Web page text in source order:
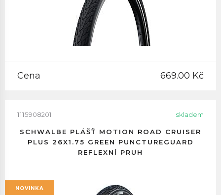
Cena 669.00 Kč
1115908201 skladem
SCHWALBE PLÁŠŤ MOTION ROAD CRUISER
PLUS 26X1.75 GREEN PUNCTUREGUARD
REFLEXNÍ PRUH
NOVINKA